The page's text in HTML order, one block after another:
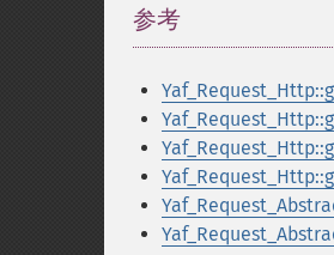
参考